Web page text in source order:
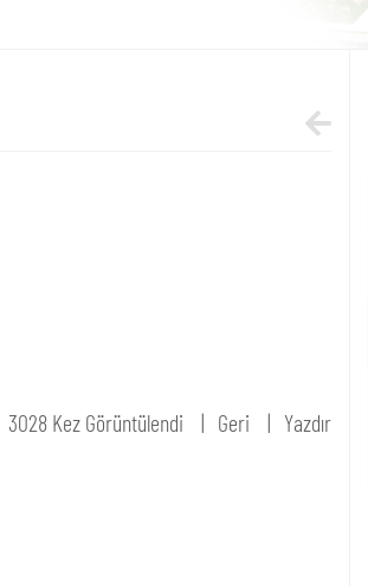
3028 Kez Görüntülendi Geri Yazdır